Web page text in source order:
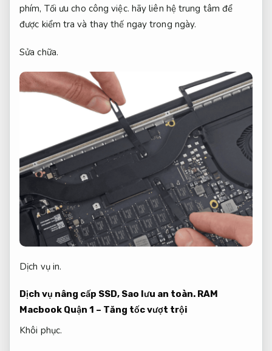
phím, Tối ưu cho công việc. hãy liên hệ trung tâm để
được kiểm tra và thay thế ngay trong ngày.
Sửa chữa.
Dịch vụ in.
Dịch vụ nâng cấp SSD, Sao lưu an toàn. RAM
Macbook Quận 1 – Tăng tốc vượt trội
Khôi phục.